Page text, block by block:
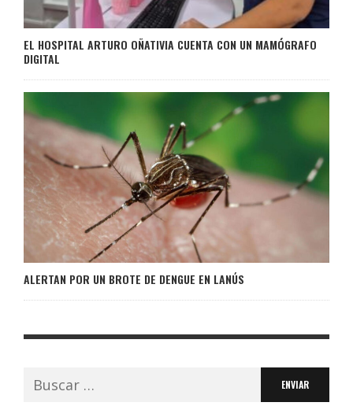
EL HOSPITAL ARTURO OÑATIVIA CUENTA CON UN MAMÓGRAFO
DIGITAL
ALERTAN POR UN BROTE DE DENGUE EN LANÚS
Buscar: